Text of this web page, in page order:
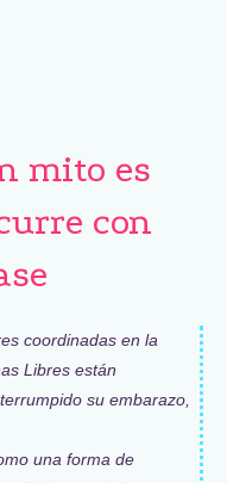
mito es
con
coordinadas en la
Libres están
su embarazo,
una forma de